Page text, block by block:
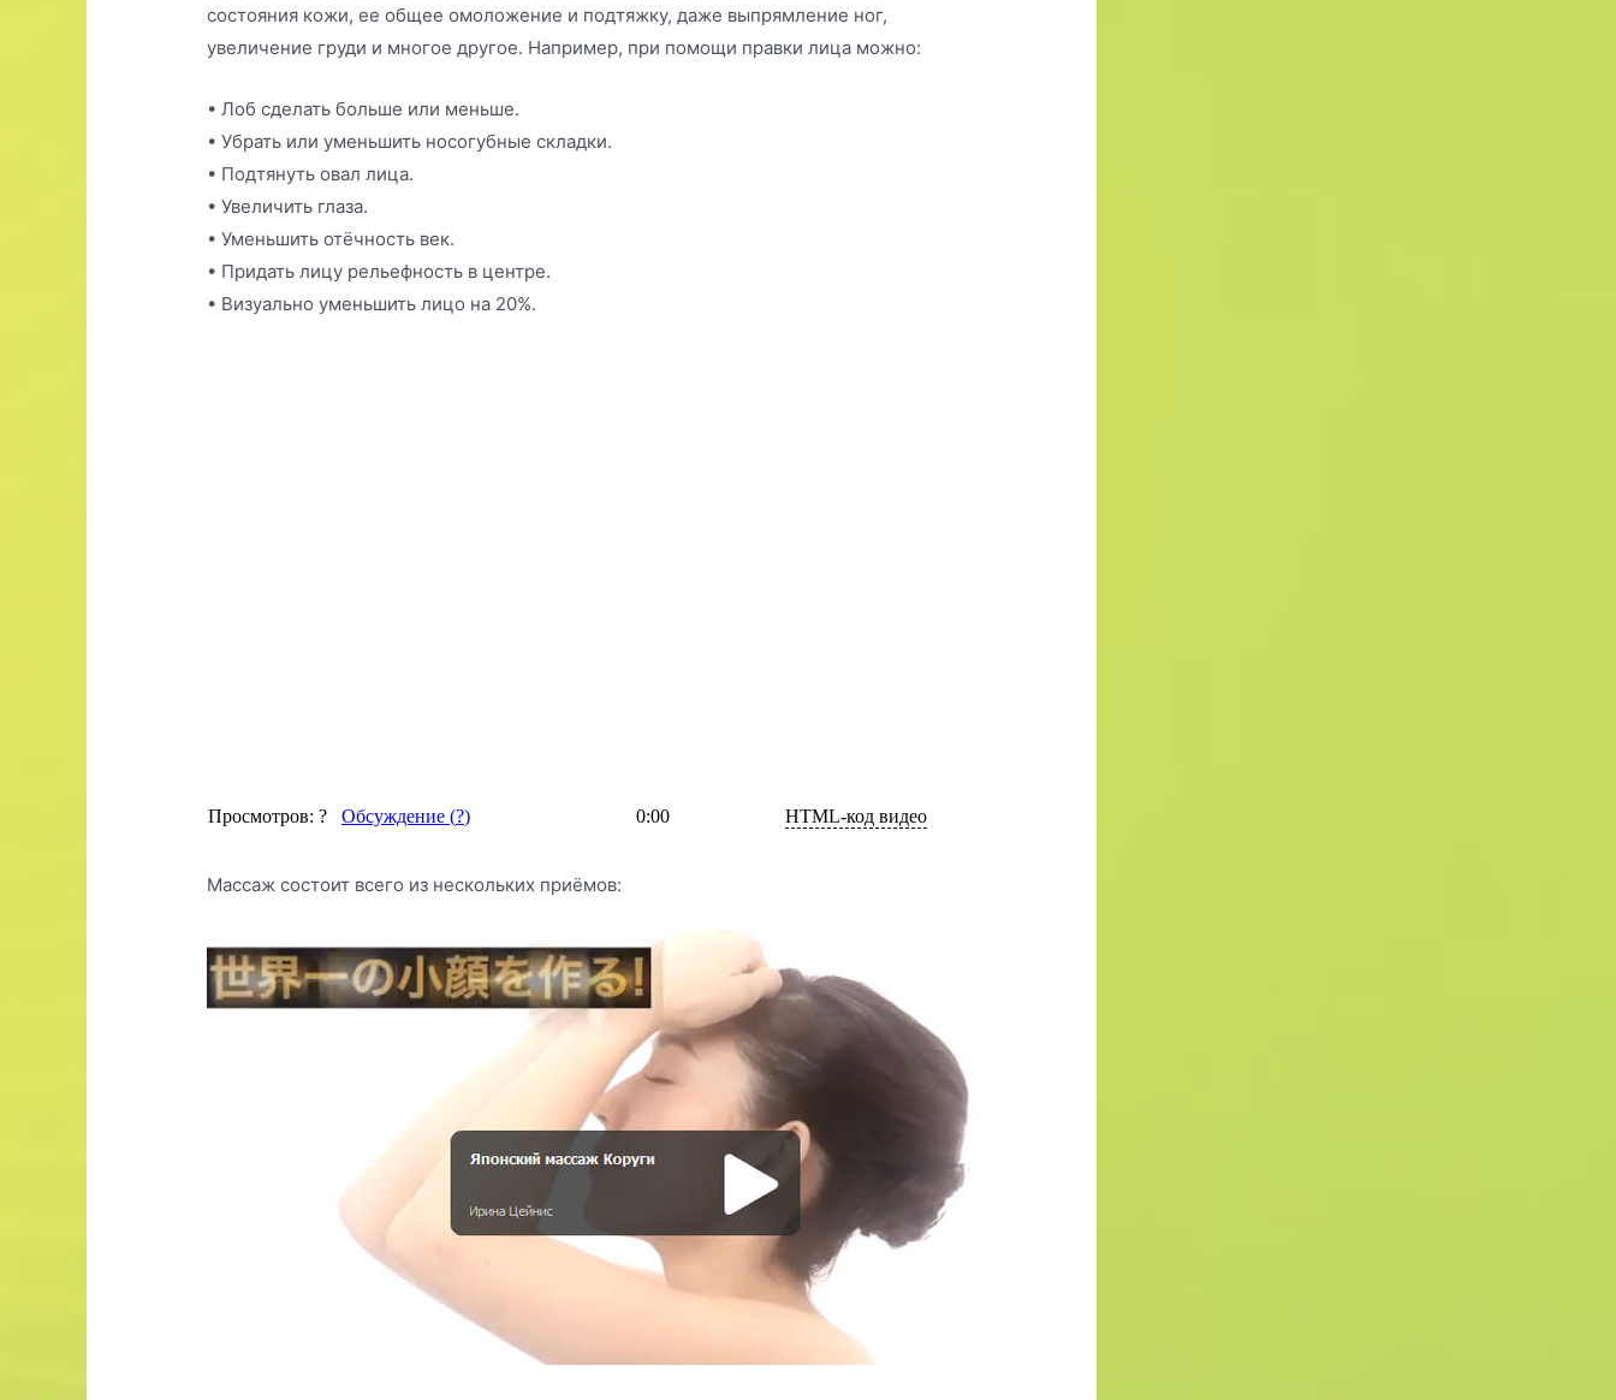
состояния кожи, ее общее омоложение и подтяжку, даже выпрямление ног,
увеличение груди и многое другое. Например, при помощи правки лица можно:
• Лоб сделать больше или меньше.
• Убрать или уменьшить носогубные складки.
• Подтянуть овал лица.
• Увеличить глаза.
• Уменьшить отёчность век.
• Придать лицу рельефность в центре.
• Визуально уменьшить лицо на 20%.
Массаж состоит всего из нескольких приёмов: